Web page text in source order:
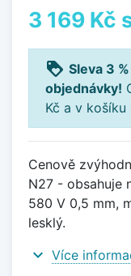
3 169 Kč
loyalty Sleva 3
objednávky!
Kč a v
Cenově
N27 - obsahuje
580 V 0,5 mm,
lesklý.
expand_more Více